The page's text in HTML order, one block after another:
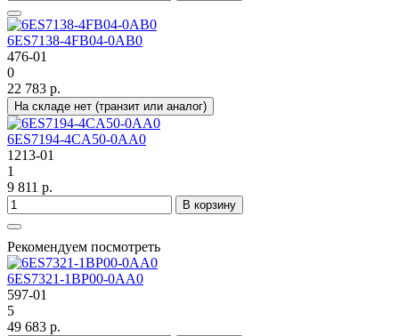
6ES7138-4FB04-0AB0
476-01
0
22 783 р.
На складе нет (транзит или аналог)
6ES7194-4CA50-0AA0
1213-01
1
9 811 р.
В корзину
Рекомендуем посмотреть
6ES7321-1BP00-0AA0
597-01
5
49 683 р.